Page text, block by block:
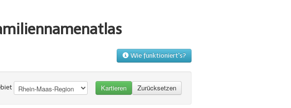
Wie funktioniert's?